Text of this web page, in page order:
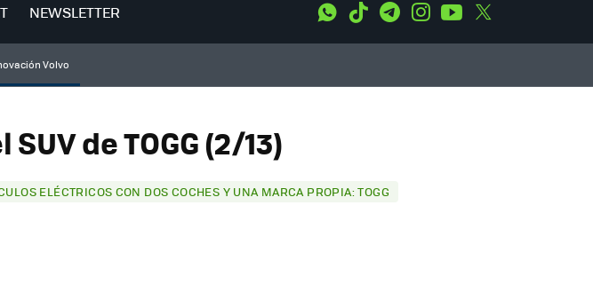
NEWSLETTER WhatsApp
Tiktok TelegramInstagramYoutube
Volvo
de TOGG (2/13)
ELÉCTRICOS CON DOS COCHES Y UNA MARCA PROPIA: TOGG